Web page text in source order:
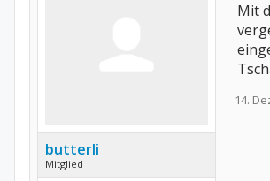
butterli
Mitglied
Mit
14.